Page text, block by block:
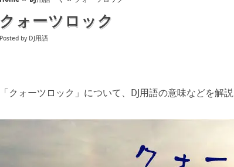
クォーツロック
Posted by DJ用語
「クォーツロック」について、DJ用語の意味などを解説